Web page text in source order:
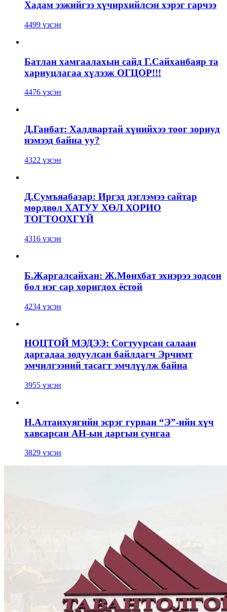
Хадам ээжийгээ хүчирхийлсэн хэрэг гарчээ
4499 үзсэн
Батлан хамгаалахын сайд Г.Сайханбаяр та
хариуцлагаа хүлээж ОГЦОР!!!
4476 үзсэн
Д.Ганбат: Халдвартай хүнийхээ тоог зориуд
нэмээд байна уу?
4322 үзсэн
Д.Сумъяабазар: Иргэд дэглэмээ сайтар
мөрдвөл ХАТУУ ХӨЛ ХОРИО
ТОГТООХГҮЙ
4316 үзсэн
Б.Жаргалсайхан: Ж.Мөнхбат эхнэрээ зодсон
бол нэг сар хоригдох ёстой
4234 үзсэн
НОЦТОЙ МЭДЭЭ: Согтуурсан салаан
даргадаа зодуулсан байлдагч Эрчимт
эмчилгээний тасагт эмчлүүлж байна
3955 үзсэн
Н.Алтанхуягийн эсрэг гурван “Э”-ийн хүч
хавсарсан АН-ын даргын сунгаа
3829 үзсэн